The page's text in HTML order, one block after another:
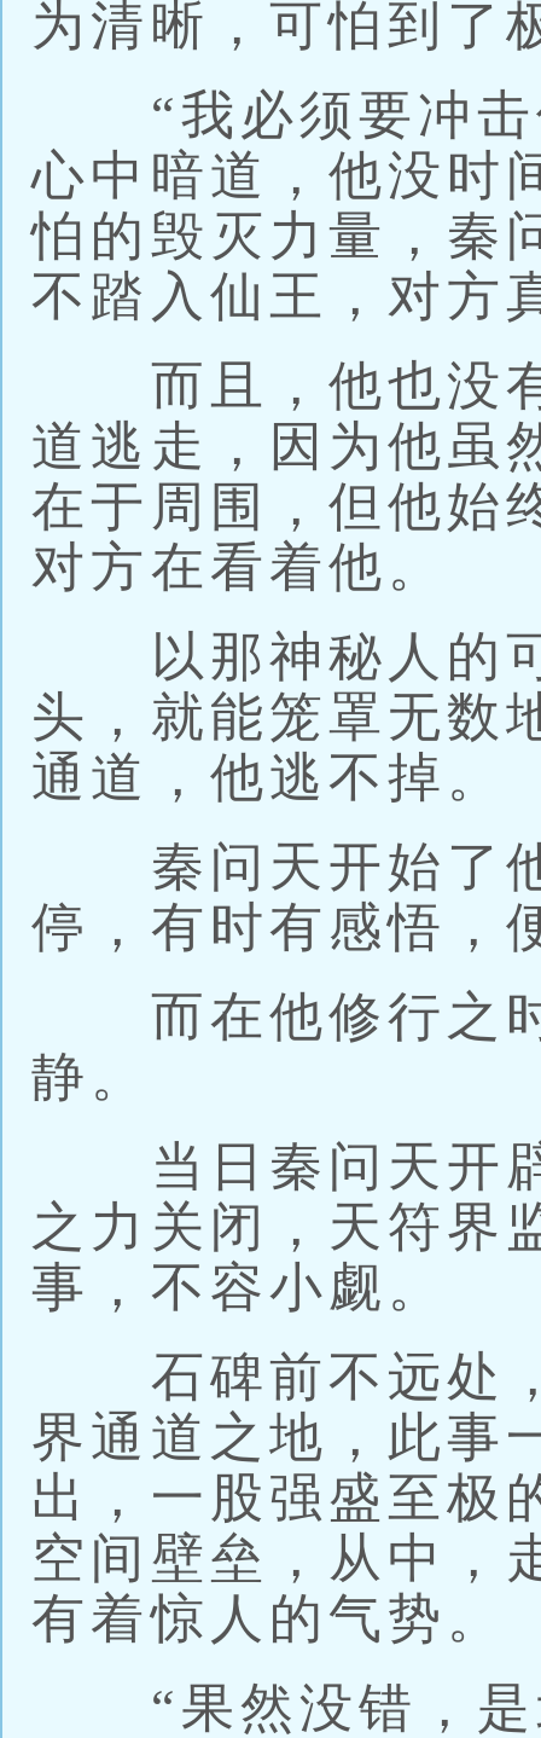
为清晰，可怕到了
“我必须要冲击
心中暗道，他没时
怕的毁灭力量，秦
不踏入仙王，对方
而且，他也没有
道逃走，因为他虽
在于周围，但他始
对方在看着他。
以那神秘人的可
头，就能笼罩无数
通道，他逃不掉。
秦问天开始了他
停，有时有感悟，
而在他修行之时
静。
当日秦问天开辟
之力关闭，天符界
事，不容小觑。
石碑前不远处，
界通道之地，此事
出，一股强盛至极
空间壁垒，从中，
有着惊人的气势。
“果然没错，是